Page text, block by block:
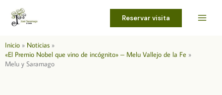
contenido
Reservar visita
Inicio
Noticias
«El Premio Nobel que vino de incógnito» – Melu Vallejo de la Fe
Melu y Saramago